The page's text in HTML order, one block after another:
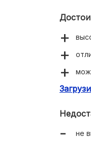
не